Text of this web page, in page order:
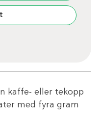
kaffe- eller tekopp
med fyra gram